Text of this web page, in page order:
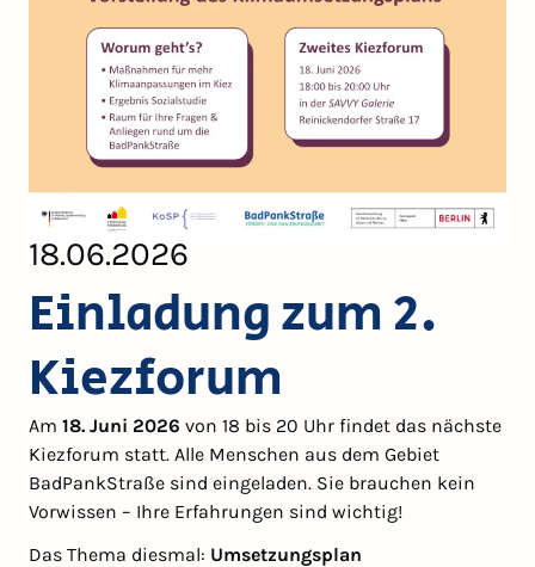
18.06.2026
Einladung zum 2.
Kiezforum
Am 18. Juni 2026 von 18 bis 20 Uhr findet das nächste
Kiezforum statt. Alle Menschen aus dem Gebiet
BadPankStraße sind eingeladen. Sie brauchen kein
Vorwissen – Ihre Erfahrungen sind wichtig!
Das Thema diesmal: Umsetzungsplan